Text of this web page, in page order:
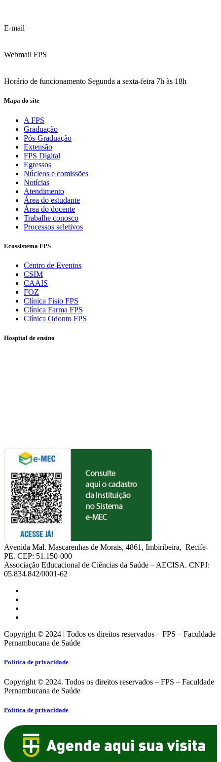
E-mail
Webmail FPS
Horário de funcionamento Segunda a sexta-feira 7h às 18h
Mapa do site
A FPS
Graduação
Pós-Graduação
Extensão
FPS Digital
Egressos
Núcleos e comissões
Notícias
Atendimento
Área do estudante
Área do docente
Trabalhe conosco
Processos seletivos
Ecossistema FPS
Centro de Eventos
CSIM
CAAIS
FOZ
Clínica Fisio FPS
Clínica Farma FPS
Clínica Odonto FPS
Hospital de ensino
Avenida Mal. Mascarenhas de Morais, 4861, Imbiribeira, Recife-
PE. CEP: 51.150-000
Associação Educacional de Ciências da Saúde – AECISA. CNPJ:
05.834.842/0001-62
Copyright © 2024 | Todos os direitos reservados – FPS – Faculdade
Pernambucana de Saúde
Política de privacidade
Copyright © 2024. Todos os direitos reservados – FPS – Faculdade
Pernambucana de Saúde
Política de privacidade